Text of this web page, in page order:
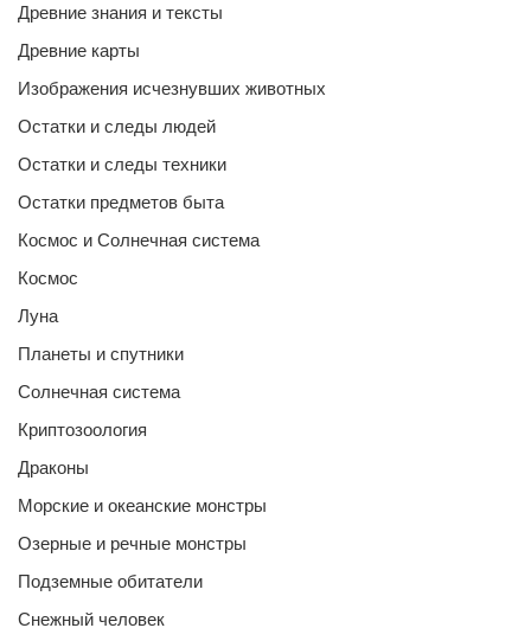
Древние знания и тексты
Древние карты
Изображения исчезнувших животных
Остатки и следы людей
Остатки и следы техники
Остатки предметов быта
Космос и Солнечная система
Космос
Луна
Планеты и спутники
Солнечная система
Криптозоология
Драконы
Морские и океанские монстры
Озерные и речные монстры
Подземные обитатели
Снежный человек